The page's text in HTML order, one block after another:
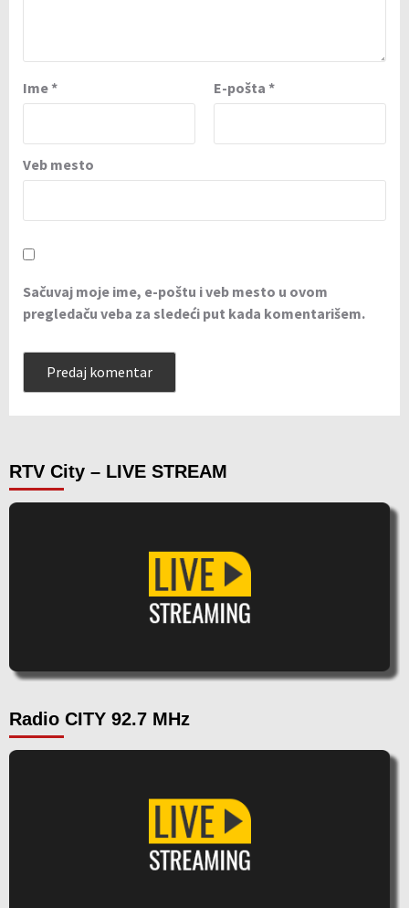
Ime* E-pošta *
Veb mesto
Sačuvaj moje ime, e-poštu i veb mesto u ovom
pregledaču veba za sledeći put kada komentarišem.
RTV City – LIVE STREAM
Radio CITY 92.7 MHz